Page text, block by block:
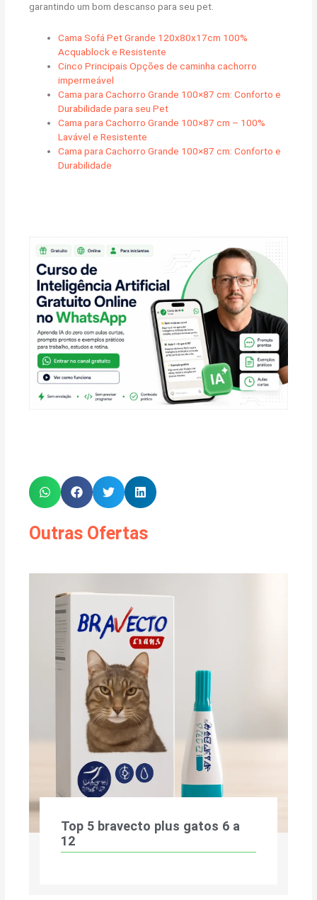
garantindo um bom descanso para seu pet.
Cama Sofá Pet Grande 120x80x17cm 100%
Acquablock e Resistente
Cinco Principais Opções de caminha cachorro
impermeável
Cama para Cachorro Grande 100×87 cm: Conforto e
Durabilidade para seu Pet
Cama para Cachorro Grande 100×87 cm – 100%
Lavável e Resistente
Cama para Cachorro Grande 100×87 cm: Conforto e
Durabilidade
Outras Ofertas
Top 5 bravecto plus gatos 6 a
12